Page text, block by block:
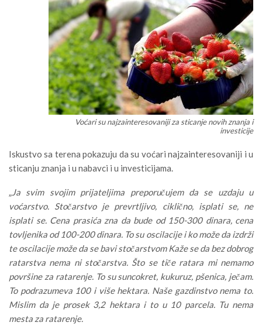
Voćari su najzainteresovaniji za sticanje novih znanja i
investicije
Iskustvo sa terena pokazuju da su voćari najzainteresovaniji i u
sticanju znanja i u nabavci i u investicijama.
Ja svim svojim prijateljima preporučujem da se uzdaju u
voćarstvo. Stočarstvo je prevrtljivo, ciklično, isplati se, ne
isplati se. Cena prasića zna da bude od 150-300 dinara, cena
tovljenika od 100-200 dinara. To su oscilacije i ko može da izdrži
te oscilacije može da se bavi stočarstvom Kaže se da bez dobrog
ratarstva nema ni stočarstva. Što se tiče ratara mi nemamo
površine za ratarenje. To su suncokret, kukuruz, pšenica, ječam.
To podrazumeva 100 i više hektara. Naše gazdinstvo nema to.
Mislim da je prosek 3,2 hektara i to u 10 parcela. Tu nema
mesta za ratarenje.